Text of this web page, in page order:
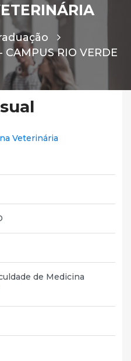
CAMPUS RIO VERDE
Veterinária
de Medicina